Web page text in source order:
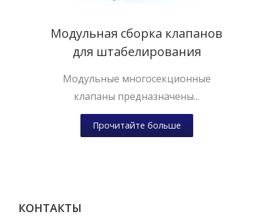
Модульная сборка клапанов
для штабелирования
Модульные многосекционные
клапаны предназначены...
Прочитайте больше
КОНТАКТЫ